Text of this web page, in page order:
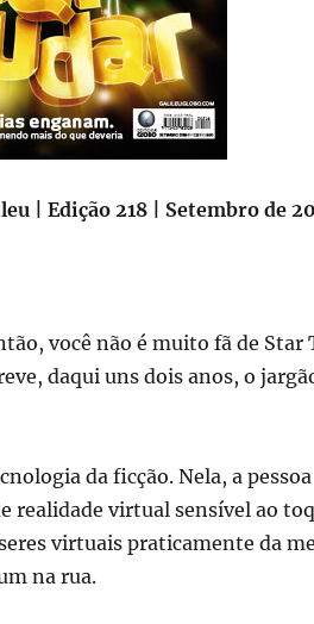
| Edição 218 | Setembro de
você não é muito fã de Star
daqui uns dois anos, o
da ficção. Nela, a pessoa
realidade virtual sensível ao
virtuais praticamente da
na rua.